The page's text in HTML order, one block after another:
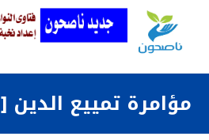
مؤامرة تمييع الدين [١]